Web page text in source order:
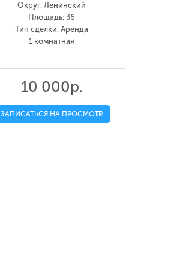
Округ: Ленинский
Площадь: 36
Тип сделки: Аренда
1 комнатная
10 000р.
ЗАПИСАТЬСЯ НА ПРОСМОТР